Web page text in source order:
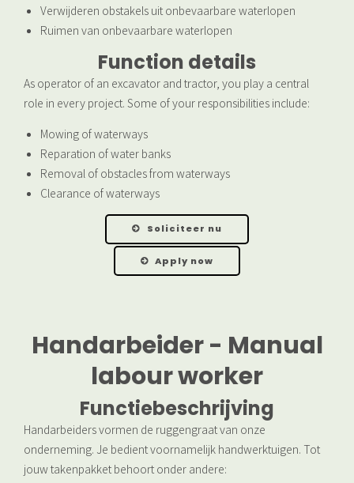
Verwijderen obstakels uit onbevaarbare waterlopen
Ruimen van onbevaarbare waterlopen
Function details
As operator of an excavator and tractor, you play a central
role in every project. Some of your responsibilities include:
Mowing of waterways
Reparation of water banks
Removal of obstacles from waterways
Clearance of waterways
Soliciteer nu
Apply now
Handarbeider - Manual
labour worker
Functiebeschrijving
Handarbeiders vormen de ruggengraat van onze
onderneming. Je bedient voornamelijk handwerktuigen. Tot
jouw takenpakket behoort onder andere: